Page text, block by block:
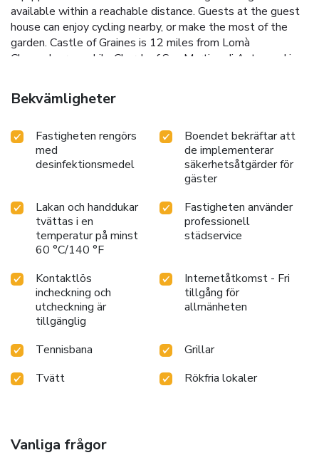
available within a reachable distance. Guests at the guest
house can enjoy cycling nearby, or make the most of the
garden. Castle of Graines is 12 miles from Lomà
Champdepraz, while Church of San Martino di Antagnod is
away, and the property offers a paid airport shuttle service.
License Number(s): IT007017B4FI4SN5GZ
Bekvämligheter
Fastigheten rengörs
med
desinfektionsmedel
Boendet bekräftar att
de implementerar
säkerhetsåtgärder för
gäster
Lakan och handdukar
tvättas i en
temperatur på minst
60 °C/140 °F
Fastigheten använder
professionell
städservice
Kontaktlös
incheckning och
utcheckning är
tillgänglig
Internetåtkomst - Fri
tillgång för
allmänheten
Tennisbana
Grillar
Tvätt
Rökfria lokaler
Vanliga frågor